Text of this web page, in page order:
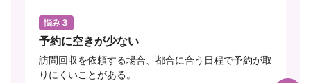
悩み３
予約に空きが少ない
訪問回収を依頼する場合、都合に合う日程で予約が取
りにくいことがある。